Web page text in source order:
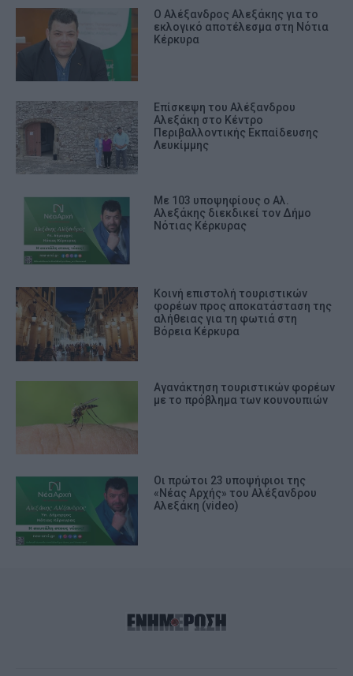
Ο Αλέξανδρος Αλεξάκης για το
εκλογικό αποτέλεσμα στη Νότια
Κέρκυρα
Επίσκεψη του Αλέξανδρου
Αλεξάκη στο Κέντρο
Περιβαλλοντικής Εκπαίδευσης
Λευκίμμης
Με 103 υποψηφίους ο Αλ.
Αλεξάκης διεκδικεί τον Δήμο
Νότιας Κέρκυρας
Κοινή επιστολή τουριστικών
φορέων προς αποκατάσταση της
αλήθειας για τη φωτιά στη
Βόρεια Κέρκυρα
Αγανάκτηση τουριστικών φορέων
με το πρόβλημα των κουνουπιών
Οι πρώτοι 23 υποψήφιοι της
«Νέας Αρχής» του Αλέξανδρου
Αλεξάκη (video)